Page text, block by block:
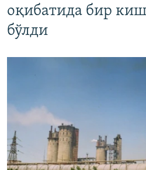
оқибатида бир
бўлди